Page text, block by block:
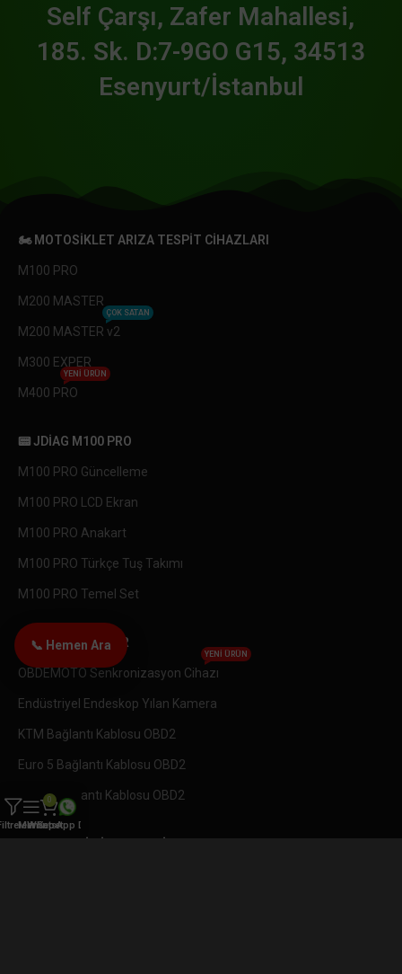
Self Çarşı, Zafer Mahallesi,
185. Sk. D:7-9GO G15, 34513
Esenyurt/İstanbul
🏍️ MOTOSIKLET ARIZA TESPIT CIHAZLARI
M100 PRO
M200 MASTER
M200 MASTER v2
ÇOK SATAN
M300 EXPER
M400 PRO
YENI ÜRÜN
📟 JDIAG M100 PRO
M100 PRO Güncelleme
M100 PRO LCD Ekran
M100 PRO Anakart
M100 PRO Türkçe Tuş Takımı
M100 PRO Temel Set
🔌 DIĞER ÜRÜNLER
OBDEMOTO Senkronizasyon Cihazı
YENI ÜRÜN
Endüstriyel Endeskop Yılan Kamera
KTM Bağlantı Kablosu OBD2
Euro 5 Bağlantı Kablosu OBD2
Delphi Bağlantı Kablosu OBD2
📞 MÜŞTERI HIZMETLERI
Menü
0
Sepet
WhatsApp Destek
📞 Hemen Ara